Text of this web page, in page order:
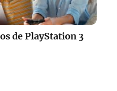
de PlayStation 3